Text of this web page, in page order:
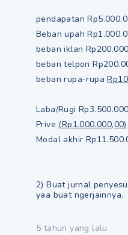
pendapatan
Beban upah
beban iklan
beban telpon
beban rupa-rupa
Laba/Rugi
Prive (Rp1.000.000,00)
Modal akhir
2) Buat jurnal
yaa buat ngerjainnya.
5 tahun yang lalu